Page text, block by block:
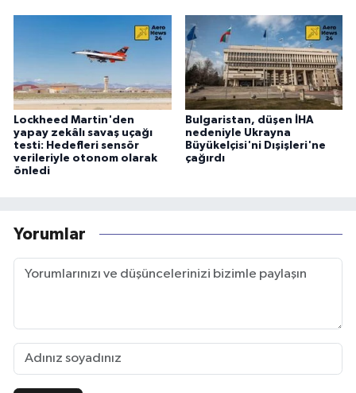
Lockheed Martin'den
yapay zekâlı savaş uçağı
testi: Hedefleri sensör
verileriyle otonom olarak
önledi
Bulgaristan, düşen İHA
nedeniyle Ukrayna
Büyükelçisi'ni Dışişleri'ne
çağırdı
Yorumlar